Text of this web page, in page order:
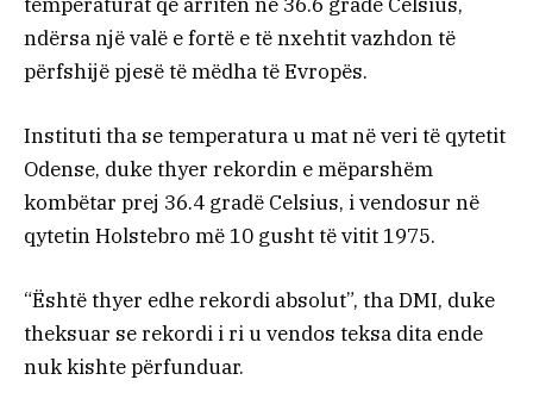
ndërsa një valë e fortë e të nxehtit vazhdon të
përfshijë pjesë të mëdha të Evropës.
Instituti tha se temperatura u mat në veri të qytetit
Odense, duke thyer rekordin e mëparshëm
kombëtar prej 36.4 gradë Celsius, i vendosur në
qytetin Holstebro më 10 gusht të vitit 1975.
“Është thyer edhe rekordi absolut”, tha DMI, duke
theksuar se rekordi i ri u vendos teksa dita ende
nuk kishte përfunduar.